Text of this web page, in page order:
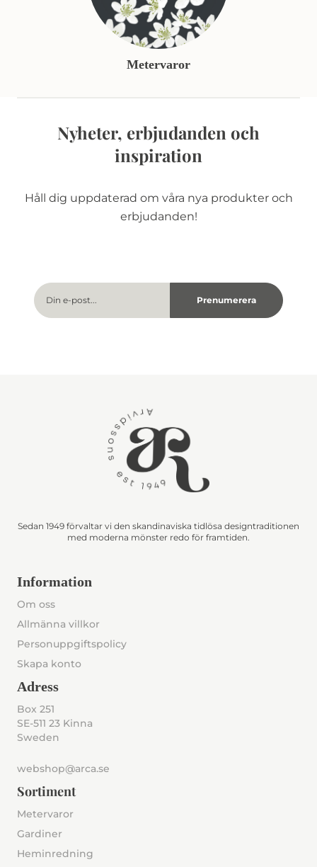
Metervaror
Nyheter, erbjudanden och
inspiration
Håll dig uppdaterad om våra nya produkter och
erbjudanden!
Sedan 1949 förvaltar vi den skandinaviska tidlösa designtraditionen
med moderna mönster redo för framtiden.
Information
Om oss
Allmänna villkor
Personuppgiftspolicy
Skapa konto
Adress
Box 251
SE-511 23 Kinna
Sweden
webshop@arca.se
Sortiment
Metervaror
Gardiner
Heminredning